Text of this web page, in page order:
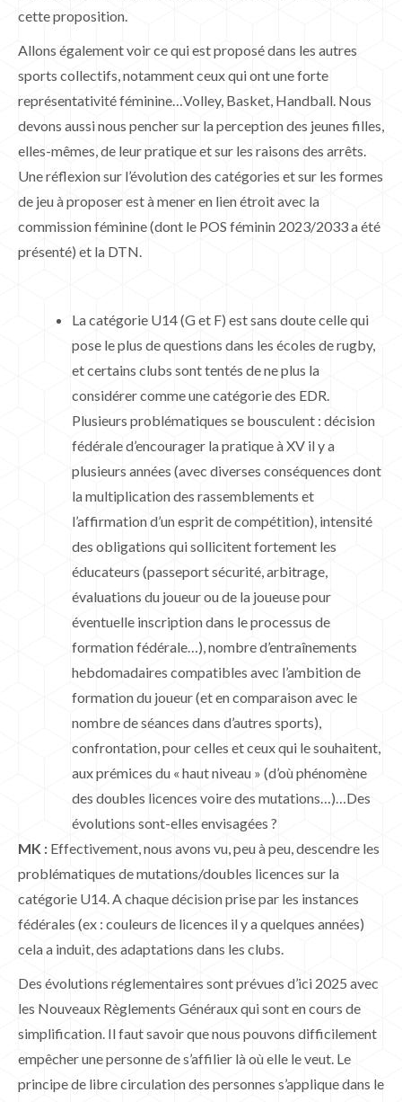
cette proposition.
Allons également voir ce qui est proposé dans les autres
sports collectifs, notamment ceux qui ont une forte
représentativité féminine…Volley, Basket, Handball. Nous
devons aussi nous pencher sur la perception des jeunes filles,
elles-mêmes, de leur pratique et sur les raisons des arrêts.
Une réflexion sur l’évolution des catégories et sur les formes
de jeu à proposer est à mener en lien étroit avec la
commission féminine (dont le POS féminin 2023/2033 a été
présenté) et la DTN.
La catégorie U14 (G et F) est sans doute celle qui
pose le plus de questions dans les écoles de rugby,
et certains clubs sont tentés de ne plus la
considérer comme une catégorie des EDR.
Plusieurs problématiques se bousculent : décision
fédérale d’encourager la pratique à XV il y a
plusieurs années (avec diverses conséquences dont
la multiplication des rassemblements et
l’affirmation d’un esprit de compétition), intensité
des obligations qui sollicitent fortement les
éducateurs (passeport sécurité, arbitrage,
évaluations du joueur ou de la joueuse pour
éventuelle inscription dans le processus de
formation fédérale…), nombre d’entraînements
hebdomadaires compatibles avec l’ambition de
formation du joueur (et en comparaison avec le
nombre de séances dans d’autres sports),
confrontation, pour celles et ceux qui le souhaitent,
aux prémices du « haut niveau » (d’où phénomène
des doubles licences voire des mutations…)…Des
évolutions sont-elles envisagées ?
MK : Effectivement, nous avons vu, peu à peu, descendre les
problématiques de mutations/doubles licences sur la
catégorie U14. A chaque décision prise par les instances
fédérales (ex : couleurs de licences il y a quelques années)
cela a induit, des adaptations dans les clubs.
Des évolutions réglementaires sont prévues d’ici 2025 avec
les Nouveaux Règlements Généraux qui sont en cours de
simplification. Il faut savoir que nous pouvons difficilement
empêcher une personne de s’affilier là où elle le veut. Le
principe de libre circulation des personnes s’applique dans le